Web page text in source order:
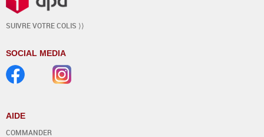
SUIVRE VOTRE COLIS ⟩⟩
SOCIAL MEDIA
AIDE
COMMANDER